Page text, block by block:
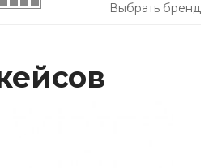
Выбрать бренд